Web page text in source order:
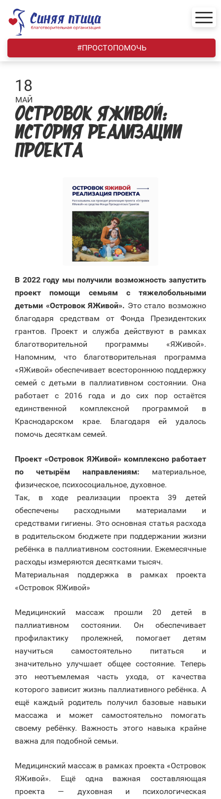
content
#ПРОСТОПОМОЧЬ
18
МАЙ
ОСТРОВОК ЯЖИВОЙ:
ИСТОРИЯ РЕАЛИЗАЦИИ
ПРОЕКТА
В 2022 году мы получили возможность запустить
проект помощи семьям с тяжелобольными
детьми «Островок ЯЖивой». Это стало возможно
благодаря средствам от Фонда Президентских
грантов. Проект и служба действуют в рамках
благотворительной программы «ЯЖивой».
Напомним, что благотворительная программа
«ЯЖивой» обеспечивает всестороннюю поддержку
семей с детьми в паллиативном состоянии. Она
работает с 2016 года и до сих пор остаётся
единственной комплексной программой в
Краснодарском крае. Благодаря ей удалось
помочь десяткам семей.
Проект «Островок ЯЖивой» комплексно работает
по четырём направлениям: материальное,
физическое, психосоциальное, духовное.
Так, в ходе реализации проекта 39 детей
обеспечены расходными материалами и
средствами гигиены. Это основная статья расхода
в родительском бюджете при поддержании жизни
ребёнка в паллиативном состоянии. Ежемесячные
расходы измеряются десятками тысяч.
Материальная поддержка в рамках проекта
«Островок ЯЖивой»
Медицинский массаж прошли 20 детей в
паллиативном состоянии. Он обеспечивает
профилактику пролежней, помогает детям
научиться самостоятельно питаться и
значительно улучшает общее состояние. Теперь
это неотъемлемая часть ухода, от качества
которого зависит жизнь паллиативного ребёнка. А
ещё каждый родитель получил базовые навыки
массажа и может самостоятельно помогать
своему ребёнку. Важность этого навыка крайне
важна для подобной семьи.
Медицинский массаж в рамках проекта «Островок
ЯЖивой». Ещё одна важная составляющая
проекта — духовная и психологическая